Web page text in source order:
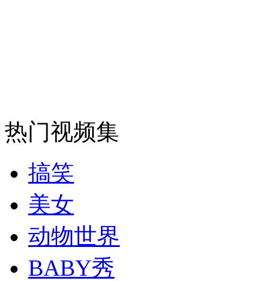
走！跟着总书记去植树
热门视频集
搞笑
美女
动物世界
BABY秀